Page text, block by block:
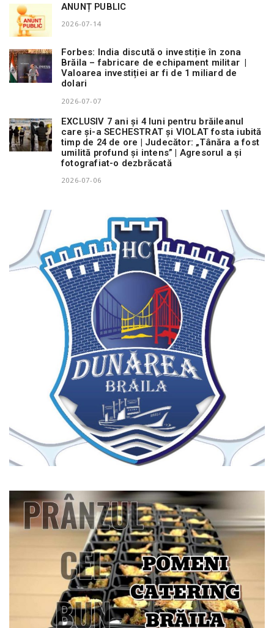
ANUNȚ PUBLIC
2026-07-14
Forbes: India discută o investiție în zona
Brăila – fabricare de echipament militar |
Valoarea investiției ar fi de 1 miliard de
dolari
2026-07-07
EXCLUSIV 7 ani și 4 luni pentru brăileanul
care și-a SECHESTRAT și VIOLAT fosta iubită
timp de 24 de ore | Judecător: „Tânăra a fost
umilită profund și intens” | Agresorul a și
fotografiat-o dezbrăcată
2026-07-06